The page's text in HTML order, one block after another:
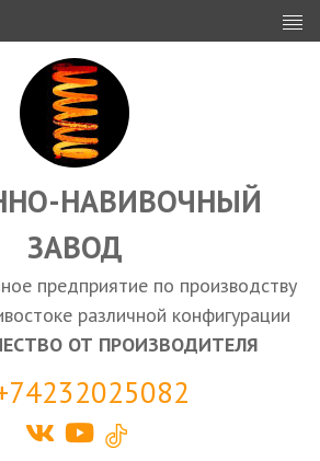
ИНВЕСТОРАМ
ПРОЕКТИРОВАНИЕ
ЭКСПОРТ
ЗАКУПКИ
ПРУЖИН
Владивосток
НАВИВОЧНЫЙ
ЗАВОД
предприятие по производству
различной конфигурации
ОТ ПРОИЗВОДИТЕЛЯ